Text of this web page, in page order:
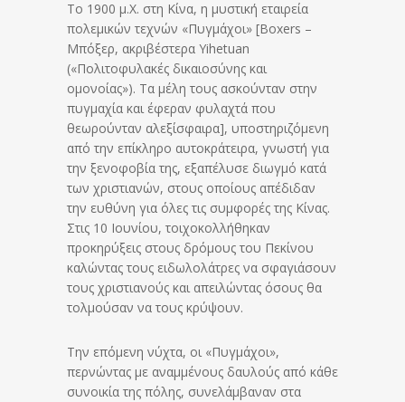
Το 1900 μ.Χ. στη Κίνα, η μυστική εταιρεία
πολεμικών τεχνών «Πυγμάχοι» [Boxers –
Μπόξερ, ακριβέστερα Yihetuan
(«Πολιτοφυλακές δικαιοσύνης και
ομονοίας»). Τα μέλη τους ασκούνταν στην
πυγμαχία και έφεραν φυλαχτά που
θεωρούνταν αλεξίσφαιρα], υποστηριζόμενη
από την επίκληρο αυτοκράτειρα, γνωστή για
την ξενοφοβία της, εξαπέλυσε διωγμό κατά
των χριστιανών, στους οποίους απέδιδαν
την ευθύνη για όλες τις συμφορές της Κίνας.
Στις 10 Ιουνίου, τοιχοκολλήθηκαν
προκηρύξεις στους δρόμους του Πεκίνου
καλώντας τους ειδωλολάτρες να σφαγιάσουν
τους χριστιανούς και απειλώντας όσους θα
τολμούσαν να τους κρύψουν.
Την επόμενη νύχτα, οι «Πυγμάχοι»,
περνώντας με αναμμένους δαυλούς από κάθε
συνοικία της πόλης, συνελάμβαναν στα